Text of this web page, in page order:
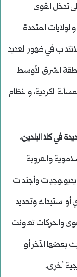
تدخل القوى
المتحدة
في ظهور العديد
الشرق الأوسط
الكردية، والنظام
في كلا البلدين،
والعروبة
وأجندات
استبداله وتحديد
والحركات تعاونت
بعضها الآخر أو
أخرى.